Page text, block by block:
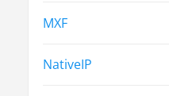
MXF
NativeIP